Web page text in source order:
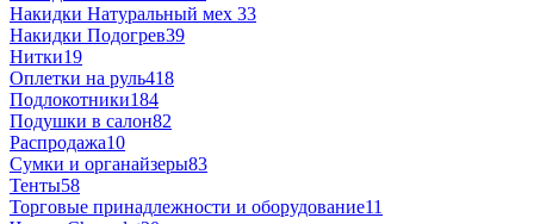
Накидки Натуральный мех 33
Накидки Подогрев39
Нитки19
Оплетки на руль418
Подлокотники184
Подушки в салон82
Распродажа10
Сумки и органайзеры83
Тенты58
Торговые принадлежности и оборудование11